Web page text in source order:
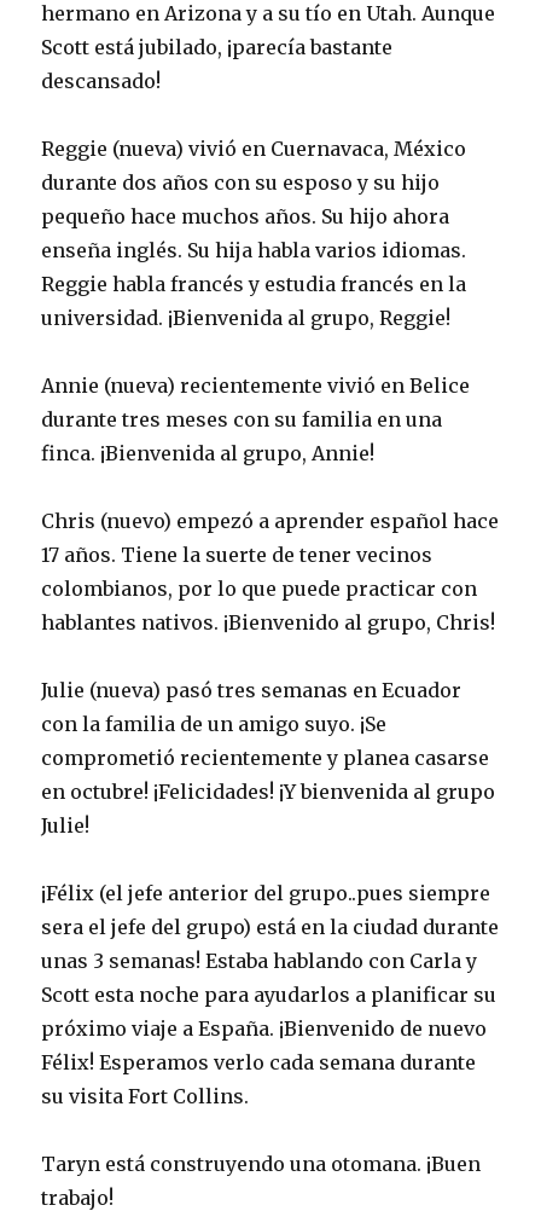
hermano en Arizona y a su tío en Utah. Aunque
Scott está jubilado, ¡parecía bastante
descansado!
Reggie (nueva) vivió en Cuernavaca, México
durante dos años con su esposo y su hijo
pequeño hace muchos años. Su hijo ahora
enseña inglés. Su hija habla varios idiomas.
Reggie habla francés y estudia francés en la
universidad. ¡Bienvenida al grupo, Reggie!
Annie (nueva) recientemente vivió en Belice
durante tres meses con su familia en una
finca. ¡Bienvenida al grupo, Annie!
Chris (nuevo) empezó a aprender español hace
17 años. Tiene la suerte de tener vecinos
colombianos, por lo que puede practicar con
hablantes nativos. ¡Bienvenido al grupo, Chris!
Julie (nueva) pasó tres semanas en Ecuador
con la familia de un amigo suyo. ¡Se
comprometió recientemente y planea casarse
en octubre! ¡Felicidades! ¡Y bienvenida al grupo
Julie!
¡Félix (el jefe anterior del grupo..pues siempre
sera el jefe del grupo) está en la ciudad durante
unas 3 semanas! Estaba hablando con Carla y
Scott esta noche para ayudarlos a planificar su
próximo viaje a España. ¡Bienvenido de nuevo
Félix! Esperamos verlo cada semana durante
su visita Fort Collins.
Taryn está construyendo una otomana. ¡Buen
trabajo!